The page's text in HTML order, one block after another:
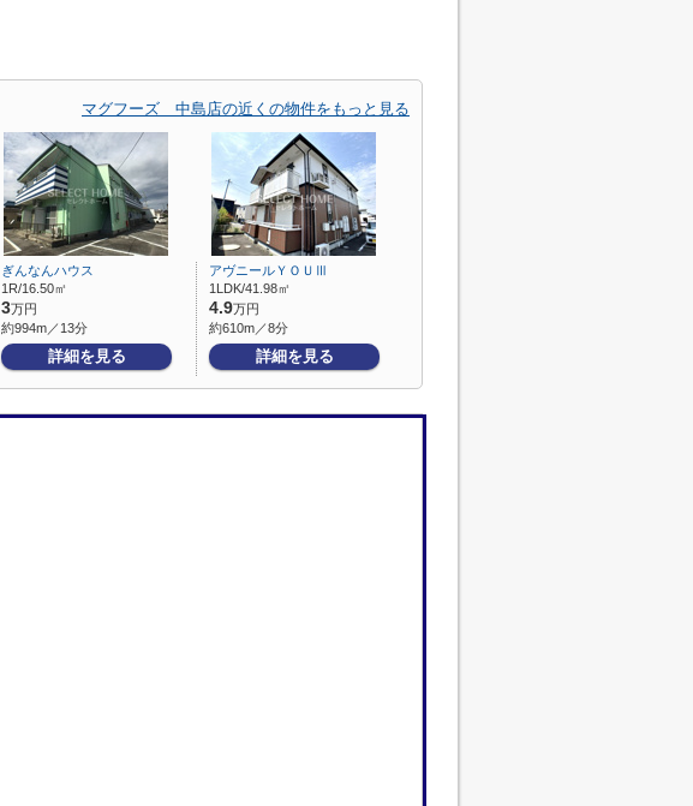
マグフーズ 中島店の近くの物件をもっと見る
ぎんなんハウス
1R/16.50㎡
3万円
約994m／13分
詳細を見る
アヴニールＹＯＵⅢ
1LDK/41.98㎡
4.9万円
約610m／8分
詳細を見る